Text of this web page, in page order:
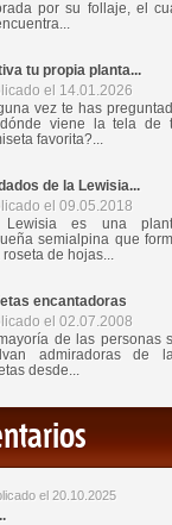
por su follaje, el
tu propia planta...
el 14.01.2026
vez te has
viene la tela de
favorita?...
de la Lewisia...
el 09.05.2018
Lewisia es una
semialpina que
roseta de hojas...
encantadoras
el 02.07.2008
de las personas
admiradoras de
desde...
el 20.10.2025